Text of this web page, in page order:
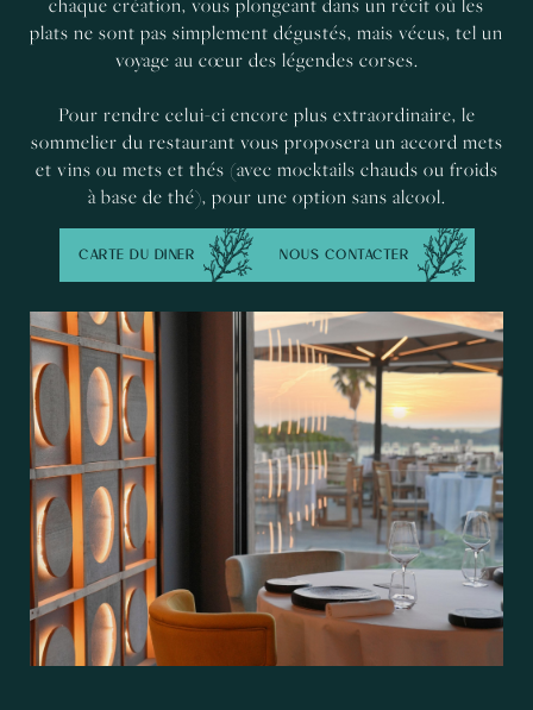
plats ne sont pas simplement dégustés, mais vécus, tel un
voyage au cœur des légendes corses.
Pour rendre celui-ci encore plus extraordinaire, le
sommelier du restaurant vous proposera un accord mets
et vins ou mets et thés (avec mocktails chauds ou froids
à base de thé), pour une option sans alcool.
CARTE DU DINER NOUS CONTACTER